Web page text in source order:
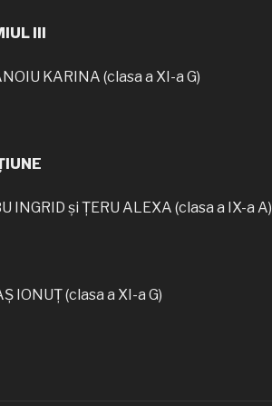
III
KARINA (clasa a XI-a G)
INGRID și ȚERU ALEXA (clasa a IX-a A)
IONUȚ (clasa a XI-a G)